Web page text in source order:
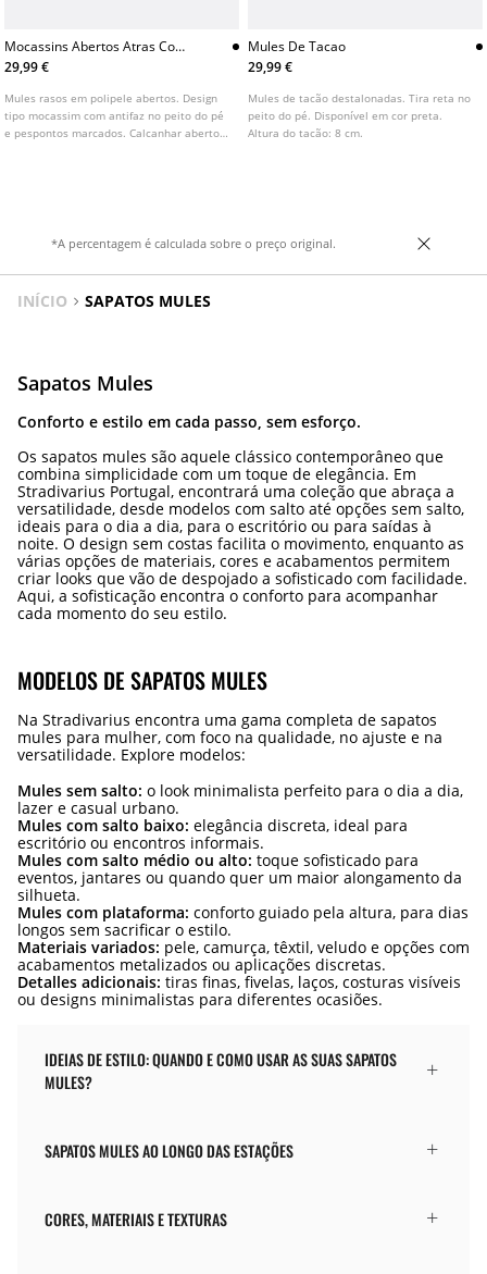
Mocassins Abertos Atras Com
Mascara
29,99 €
Mules rasos em polipele abertos. Design
tipo mocassim com antifaz no peito do pé
e pespontos marcados. Calcanhar aberto.
Mules De Tacao
29,99 €
Mules de tacão destalonadas. Tira reta no
peito do pé. Disponível em cor preta.
Altura do tacão: 8 cm.
*A percentagem é calculada sobre o preço original.
INÍCIO SAPATOS MULES
Sapatos Mules
Conforto e estilo em cada passo, sem esforço.
Os sapatos mules são aquele clássico contemporâneo que
combina simplicidade com um toque de elegância. Em
Stradivarius Portugal, encontrará uma coleção que abraça a
versatilidade, desde modelos com salto até opções sem salto,
ideais para o dia a dia, para o escritório ou para saídas à
noite. O design sem costas facilita o movimento, enquanto as
várias opções de materiais, cores e acabamentos permitem
criar looks que vão de despojado a sofisticado com facilidade.
Aqui, a sofisticação encontra o conforto para acompanhar
cada momento do seu estilo.
MODELOS DE SAPATOS MULES
Na Stradivarius encontra uma gama completa de sapatos
mules para mulher, com foco na qualidade, no ajuste e na
versatilidade. Explore modelos:
Mules sem salto: o look minimalista perfeito para o dia a dia,
lazer e casual urbano.
Mules com salto baixo: elegância discreta, ideal para
escritório ou encontros informais.
Mules com salto médio ou alto: toque sofisticado para
eventos, jantares ou quando quer um maior alongamento da
silhueta.
Mules com plataforma: conforto guiado pela altura, para dias
longos sem sacrificar o estilo.
Materiais variados: pele, camurça, têxtil, veludo e opções com
acabamentos metalizados ou aplicações discretas.
Detalles adicionais: tiras finas, fivelas, laços, costuras visíveis
ou designs minimalistas para diferentes ocasiões.
IDEIAS DE ESTILO: QUANDO E COMO USAR AS SUAS SAPATOS
MULES?
SAPATOS MULES AO LONGO DAS ESTAÇÕES
CORES, MATERIAIS E TEXTURAS